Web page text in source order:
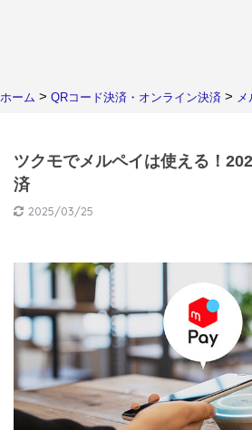
ホーム > QRコード決済・オンライン決済 > メ
ツクモでメルペイは使える！
済
2025/03/25